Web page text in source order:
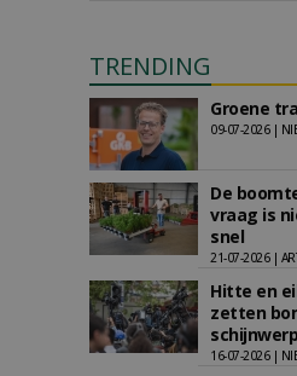
TRENDING
Groene
09-07-2026 |
De
vraag is
snel
21-07-2026 |
Hitte en
zetten
16-07-2026 |